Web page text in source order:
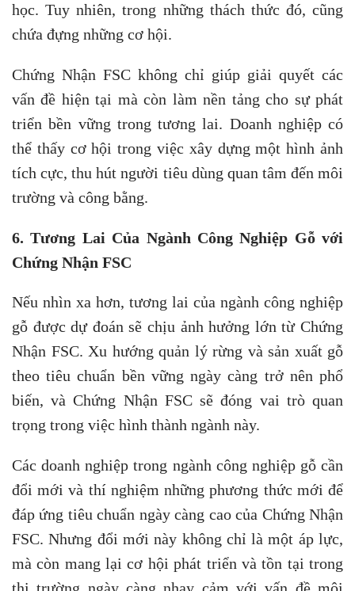
học. Tuy nhiên, trong những thách thức đó, cũng
chứa đựng những cơ hội.
Chứng Nhận FSC không chỉ giúp giải quyết các
vấn đề hiện tại mà còn làm nền tảng cho sự phát
triển bền vững trong tương lai. Doanh nghiệp có
thể thấy cơ hội trong việc xây dựng một hình ảnh
tích cực, thu hút người tiêu dùng quan tâm đến môi
trường và công bằng.
6. Tương Lai Của Ngành Công Nghiệp Gỗ với
Chứng Nhận FSC
Nếu nhìn xa hơn, tương lai của ngành công nghiệp
gỗ được dự đoán sẽ chịu ảnh hưởng lớn từ Chứng
Nhận FSC. Xu hướng quản lý rừng và sản xuất gỗ
theo tiêu chuẩn bền vững ngày càng trở nên phổ
biến, và Chứng Nhận FSC sẽ đóng vai trò quan
trọng trong việc hình thành ngành này.
Các doanh nghiệp trong ngành công nghiệp gỗ cần
đổi mới và thí nghiệm những phương thức mới để
đáp ứng tiêu chuẩn ngày càng cao của Chứng Nhận
FSC. Nhưng đổi mới này không chỉ là một áp lực,
mà còn mang lại cơ hội phát triển và tồn tại trong